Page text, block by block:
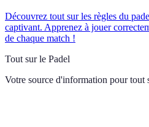
Découvrez tout sur les règles du
captivant. Apprenez à jouer
de chaque match !
Tout sur le Padel
Votre source d'information pour tout